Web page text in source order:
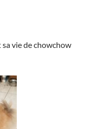
sa vie de chowchow